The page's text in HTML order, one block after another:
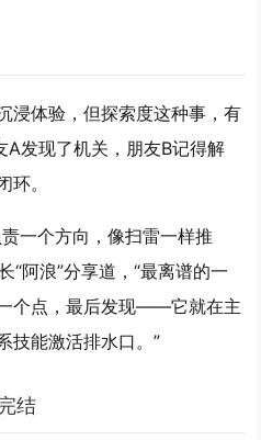
浸体验，但探索度这种事，有
A发现了机关，朋友B记得解
。
一个方向，像扫雷一样推
“阿浪”分享道，“最离谱的一
个点，最后发现——它就在主
技能激活排水口。”
结